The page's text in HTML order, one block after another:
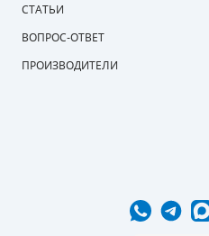
СТАТЬИ
ВОПРОС-ОТВЕТ
ПРОИЗВОДИТЕЛИ